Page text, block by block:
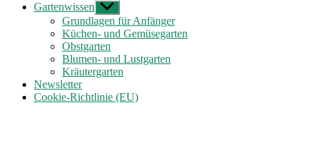
Gartenwissen Untermenü
anzeigen
Grundlagen für Anfänger
Küchen- und Gemüsegarten
Obstgarten
Blumen- und Lustgarten
Kräutergarten
Newsletter
Cookie-Richtlinie (EU)